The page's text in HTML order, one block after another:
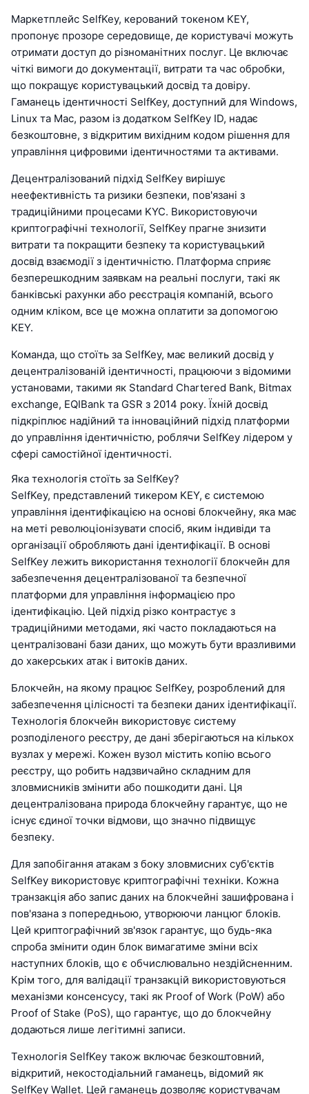
Маркетплейс SelfKey, керований токеном KEY,
пропонує прозоре середовище, де користувачі можуть
отримати доступ до різноманітних послуг. Це включає
чіткі вимоги до документації, витрати та час обробки,
що покращує користувацький досвід та довіру.
Гаманець ідентичності SelfKey, доступний для Windows,
Linux та Mac, разом із додатком SelfKey ID, надає
безкоштовне, з відкритим вихідним кодом рішення для
управління цифровими ідентичностями та активами.
Децентралізований підхід SelfKey вирішує
неефективність та ризики безпеки, пов'язані з
традиційними процесами KYC. Використовуючи
криптографічні технології, SelfKey прагне знизити
витрати та покращити безпеку та користувацький
досвід взаємодії з ідентичністю. Платформа сприяє
безперешкодним заявкам на реальні послуги, такі як
банківські рахунки або реєстрація компаній, всього
одним кліком, все це можна оплатити за допомогою
KEY.
Команда, що стоїть за SelfKey, має великий досвід у
децентралізованій ідентичності, працюючи з відомими
установами, такими як Standard Chartered Bank, Bitmax
exchange, EQIBank та GSR з 2014 року. Їхній досвід
підкріплює надійний та інноваційний підхід платформи
до управління ідентичністю, роблячи SelfKey лідером у
сфері самостійної ідентичності.
Яка технологія стоїть за SelfKey?
SelfKey, представлений тикером KEY, є системою
управління ідентифікацією на основі блокчейну, яка має
на меті революціонізувати спосіб, яким індивіди та
організації обробляють дані ідентифікації. В основі
SelfKey лежить використання технології блокчейн для
забезпечення децентралізованої та безпечної
платформи для управління інформацією про
ідентифікацію. Цей підхід різко контрастує з
традиційними методами, які часто покладаються на
централізовані бази даних, що можуть бути вразливими
до хакерських атак і витоків даних.
Блокчейн, на якому працює SelfKey, розроблений для
забезпечення цілісності та безпеки даних ідентифікації.
Технологія блокчейн використовує систему
розподіленого реєстру, де дані зберігаються на кількох
вузлах у мережі. Кожен вузол містить копію всього
реєстру, що робить надзвичайно складним для
зловмисників змінити або пошкодити дані. Ця
децентралізована природа блокчейну гарантує, що не
існує єдиної точки відмови, що значно підвищує
безпеку.
Для запобігання атакам з боку зловмисних суб'єктів
SelfKey використовує криптографічні техніки. Кожна
транзакція або запис даних на блокчейні зашифрована і
пов'язана з попередньою, утворюючи ланцюг блоків.
Цей криптографічний зв'язок гарантує, що будь-яка
спроба змінити один блок вимагатиме зміни всіх
наступних блоків, що є обчислювально нездійсненним.
Крім того, для валідації транзакцій використовуються
механізми консенсусу, такі як Proof of Work (PoW) або
Proof of Stake (PoS), що гарантує, що до блокчейну
додаються лише легітимні записи.
Технологія SelfKey також включає безкоштовний,
відкритий, некостодіальний гаманець, відомий як
SelfKey Wallet. Цей гаманець дозволяє користувачам